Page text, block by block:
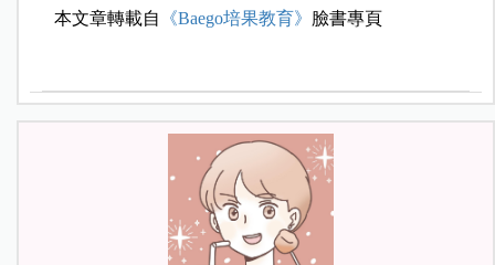
本文章轉載自 《Baego培果教育》 臉書專頁